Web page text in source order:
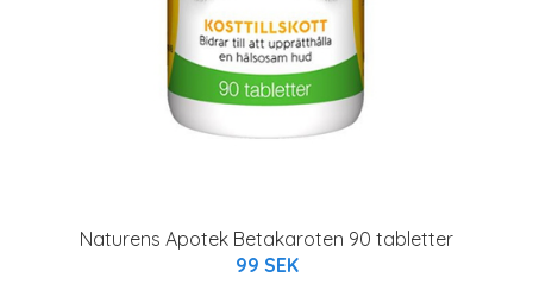
Naturens Apotek Betakaroten 90 tabletter
99 SEK